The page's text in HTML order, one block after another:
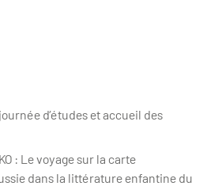
d’études et accueil des
: Le voyage sur la carte
dans la littérature enfantine du